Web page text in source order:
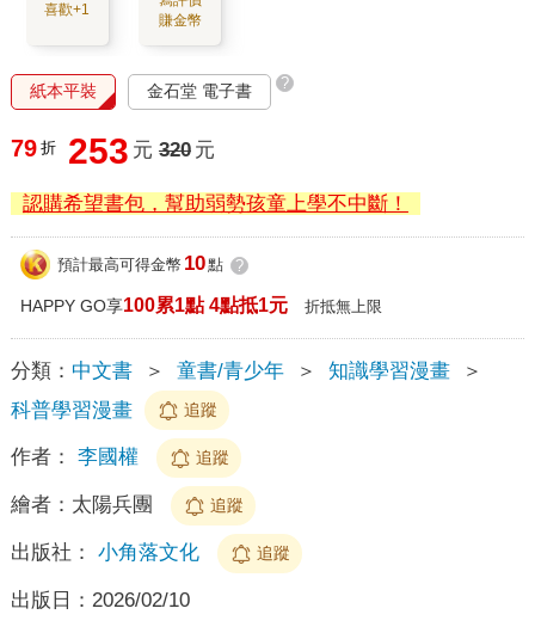
喜歡+1
賺金幣
紙本平裝 金石堂 電子書 ?
79 折 253 元 320 元
認購希望書包，幫助弱勢孩童上學不中斷！
預計最高可得金幣 10點 ?
HAPPY GO享100累1點 4點抵1元 折抵無上限
分類： 中文書 ＞ 童書/青少年 ＞ 知識學習漫畫
＞
科普學習漫畫
追蹤
作者： 李國權 追蹤
繪者： 太陽兵團 追蹤
出版社： 小角落文化 追蹤
出版日： 2026/02/10